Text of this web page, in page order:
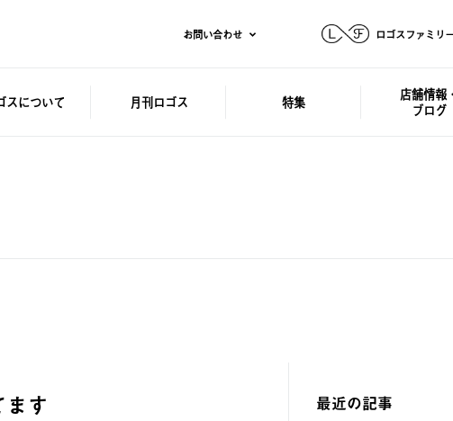
お問い合わせ ロゴスファミリ
スについて 月刊ロゴス 特集
店舗情報・
ブログ
す 最近の記事